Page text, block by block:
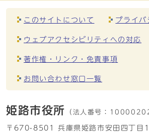
このサイトについて プライバ
ウェブアクセシビリティへの対応
著作権・リンク・免責事項
お問い合わせ窓口一覧
姫路市役所 （法人番号：
〒670-8501 兵庫県姫路市安田四丁目